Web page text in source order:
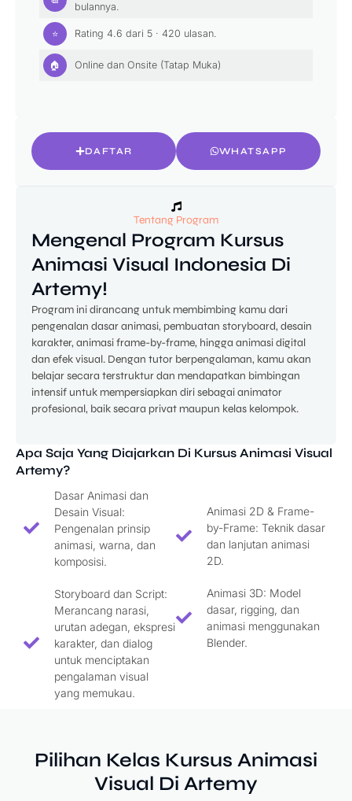
bulannya.
⭐ Rating 4.6 dari 5 · 420 ulasan.
🏠 Online dan Onsite (Tatap Muka)
DAFTAR WHATSAPP
Tentang Program
Mengenal Program Kursus
Animasi Visual Indonesia Di
Artemy!
Program ini dirancang untuk membimbing kamu dari
pengenalan dasar animasi, pembuatan storyboard, desain
karakter, animasi frame-by-frame, hingga animasi digital
dan efek visual. Dengan tutor berpengalaman, kamu akan
belajar secara terstruktur dan mendapatkan bimbingan
intensif untuk mempersiapkan diri sebagai animator
profesional, baik secara privat maupun kelas kelompok.
Apa Saja Yang Diajarkan Di Kursus Animasi Visual
Artemy?
Dasar Animasi dan
Desain Visual:
Pengenalan prinsip
animasi, warna, dan
komposisi.
Storyboard dan Script:
Merancang narasi,
urutan adegan, ekspresi
karakter, dan dialog
untuk menciptakan
pengalaman visual
yang memukau.
Animasi 2D & Frame-
by-Frame: Teknik dasar
dan lanjutan animasi
2D.
Animasi 3D: Model
dasar, rigging, dan
animasi menggunakan
Blender.
Pilihan Kelas Kursus Animasi
Visual Di Artemy